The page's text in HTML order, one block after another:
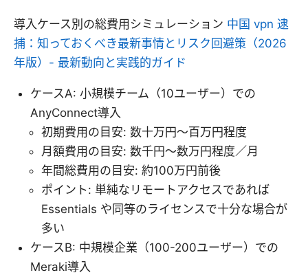
導入ケース別の総費用シミュレーション 中国 vpn 逮
捕：知っておくべき最新事情とリスク回避策（2026
年版）- 最新動向と実践的ガイド
ケースA: 小規模チーム（10ユーザー）での
AnyConnect導入
初期費用の目安: 数十万円〜百万円程度
月額費用の目安: 数千円〜数万円程度／月
年間総費用の目安: 約100万円前後
ポイント: 単純なリモートアクセスであれば
Essentials や同等のライセンスで十分な場合が
多い
ケースB: 中規模企業（100-200ユーザー）での
Meraki導入